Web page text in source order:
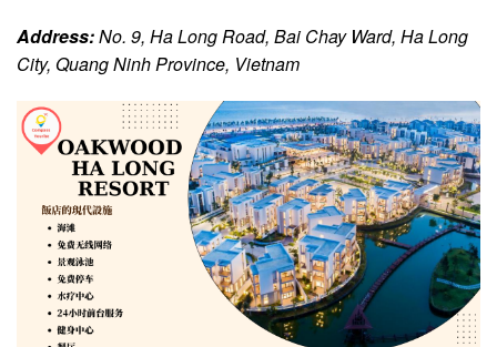
Address:No. 9, Ha Long Road, Bai Chay Ward, Ha Long
City, Quang Ninh Province, Vietnam